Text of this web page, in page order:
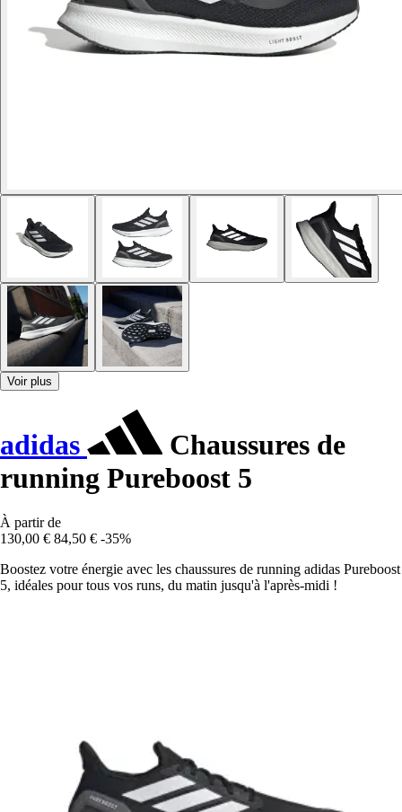
Voir plus
adidas
Chaussures de
running Pureboost 5
À partir de
130,00 € 84,50 € -35%
Boostez votre énergie avec les chaussures de running adidas Pureboost
5, idéales pour tous vos runs, du matin jusqu'à l'après-midi !